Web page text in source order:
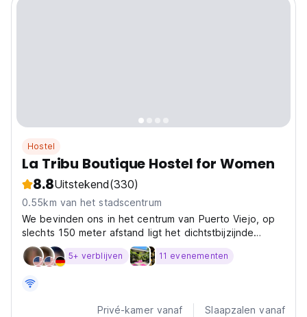
Hostel
La Tribu Boutique Hostel for Women
8.8Uitstekend(330)
0.55km van het stadscentrum
We bevinden ons in het centrum van Puerto Viejo, op
slechts 150 meter afstand ligt het dichtstbijzijnde
strand. Ons hostel heeft uitstekende faciliteiten.
5+ verblijven 11 evenementen
Privé-kamer vanaf Slaapzalen vanaf